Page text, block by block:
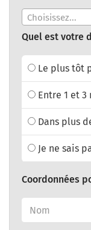
Choisissez...
Quel est votre
Le plus tôt
Entre 1 et 3
Dans plus
Je ne sais
Coordonnées